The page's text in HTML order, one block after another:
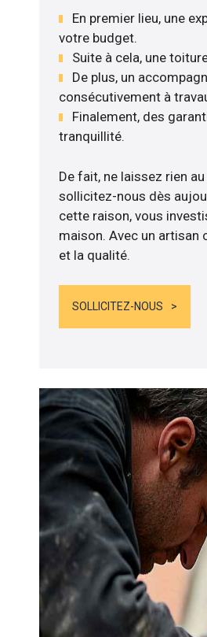
En premier lieu, une
votre budget.
Suite à cela, une
De plus, un
consécutivement à
Finalement, des
tranquillité.
De fait, ne laissez rien
sollicitez-nous dès
cette raison, vous
maison. Avec un artisan
et la qualité.
SOLLICITEZ-NOUS